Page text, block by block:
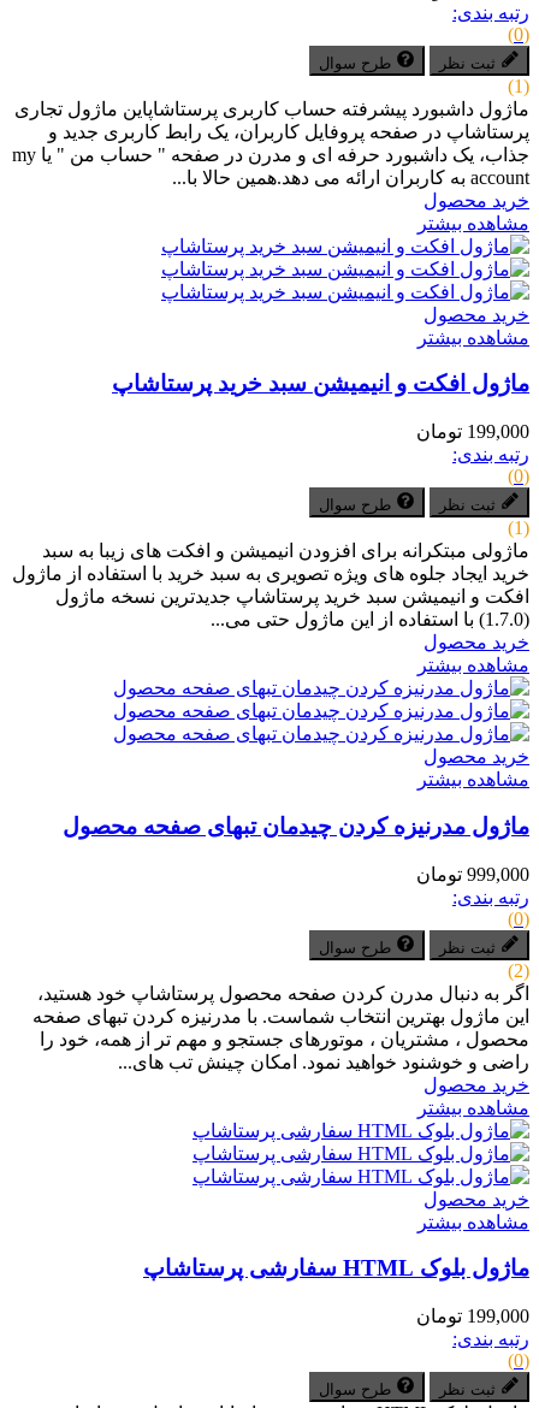
رتبه بندی:
(0)
ثبت نظر طرح سوال
(1)
ماژول داشبورد پیشرفته حساب کاربری پرستاشاپاین ماژول تجاری
پرستاشاپ در صفحه پروفایل کاربران، یک رابط کاربری جدید و
جذاب، یک داشبورد حرفه ای و مدرن در صفحه " حساب من " یا my
account به کاربران ارائه می دهد.همین حالا با...
خرید محصول
مشاهده بیشتر
خرید محصول
مشاهده بیشتر
ماژول افکت و انیمیشن سبد خرید پرستاشاپ
199,000 تومان
رتبه بندی:
(0)
ثبت نظر طرح سوال
(1)
ماژولی مبتکرانه برای افزودن انیمیشن و افکت های زیبا به سبد
خرید ایجاد جلوه های ویژه تصویری به سبد خرید با استفاده از ماژول
افکت و انیمیشن سبد خرید پرستاشاپ جدیدترین نسخه ماژول
(1.7.0) با استفاده از این ماژول حتی می...
خرید محصول
مشاهده بیشتر
خرید محصول
مشاهده بیشتر
ماژول مدرنیزه کردن چیدمان تبهای صفحه محصول
999,000 تومان
رتبه بندی:
(0)
ثبت نظر طرح سوال
(2)
اگر به دنبال مدرن کردن صفحه محصول پرستاشاپ خود هستید،
این ماژول بهترین انتخاب شماست. با مدرنیزه کردن تبهای صفحه
محصول ، مشتریان ، موتورهای جستجو و مهم تر از همه، خود را
راضی و خوشنود خواهید نمود. امکان چینش تب های...
خرید محصول
مشاهده بیشتر
خرید محصول
مشاهده بیشتر
ماژول بلوک HTML سفارشی پرستاشاپ
199,000 تومان
رتبه بندی:
(0)
ثبت نظر طرح سوال